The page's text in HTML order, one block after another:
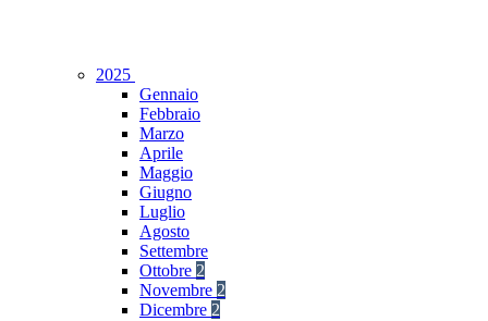
2025
Gennaio
Febbraio
Marzo
Aprile
Maggio
Giugno
Luglio
Agosto
Settembre
Ottobre 2
Novembre 2
Dicembre 2